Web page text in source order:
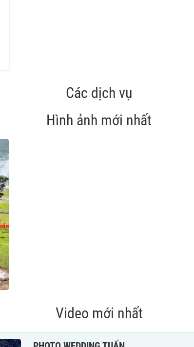
Các dịch vụ
Hình ảnh mới nhất
Video mới nhất